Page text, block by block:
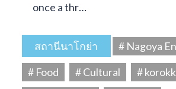
once a thr…
สถานีนาโกย่า
# Nagoya
# Food
# Cultural
#